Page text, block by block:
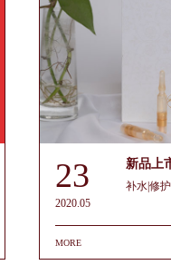
23
2020.05
新品上
补水|修
MORE